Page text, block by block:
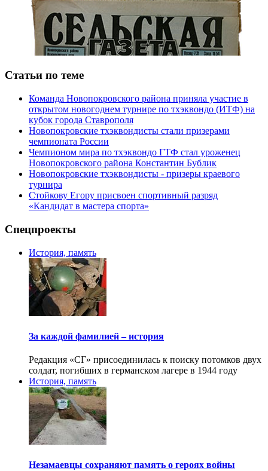
Статьи по теме
Команда Новопокровского района приняла участие в
открытом новогоднем турнире по тхэквондо (ИТФ) на
кубок города Ставрополя
Новопокровские тхэквондисты стали призерами
чемпионата России
Чемпионом мира по тхэквондо ГТФ стал уроженец
Новопокровского района Константин Бублик
Новопокровские тхэквондисты - призеры краевого
турнира
Стойкову Егору присвоен спортивный разряд
«Кандидат в мастера спорта»
Спецпроекты
История, память
За каждой фамилией – история
Редакция «СГ» присоединилась к поиску потомков двух
солдат, погибших в германском лагере в 1944 году
История, память
Незамаевцы сохраняют память о героях войны